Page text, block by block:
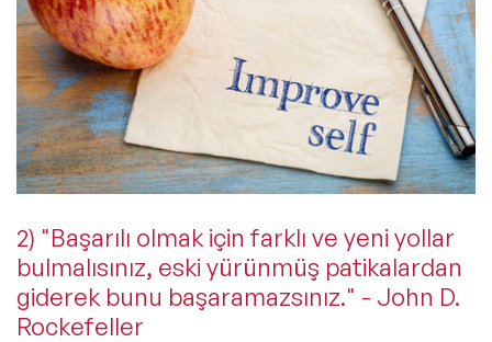
2) "Başarılı olmak için farklı ve yeni yollar
bulmalısınız, eski yürünmüş patikalardan
giderek bunu başaramazsınız." - John D.
Rockefeller